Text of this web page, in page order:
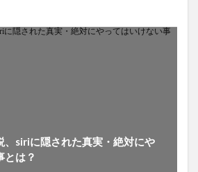
、siriに隠された真実・絶対にや
とは？